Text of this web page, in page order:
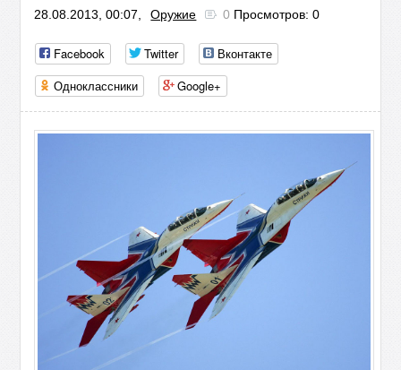
28.08.2013, 00:07, Оружие 0 Просмотров: 0
Facebook Twitter
Вконтакте
Одноклассники
Google+